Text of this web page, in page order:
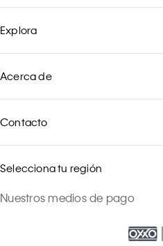
Explora
Acerca de
Contacto
Selecciona tu región
Nuestros medios de pago